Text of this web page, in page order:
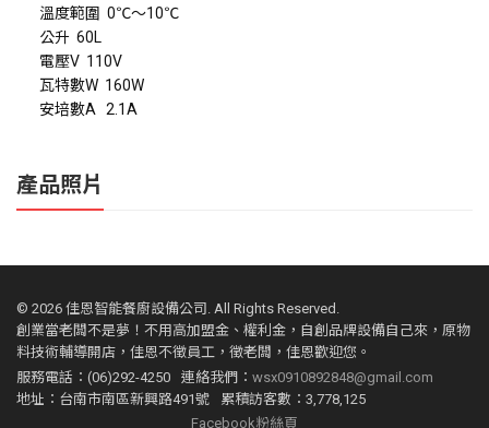
溫度範圍 0℃～10℃
公升 60L
電壓V 110V
瓦特數W 160W
安培數A 2.1A
產品照片
© 2026 佳恩智能餐廚設備公司. All Rights Reserved.
創業當老闆不是夢！不用高加盟金、權利金，自創品牌設備自己來，原物
料技術輔導開店，佳恩不徵員工，徵老闆，佳恩歡迎您。
服務電話：(06)292-4250
連絡我們： wsx0910892848@gmail.com
地址：台南市南區新興路491號
累積訪客數：3,778,125
Facebook粉絲頁